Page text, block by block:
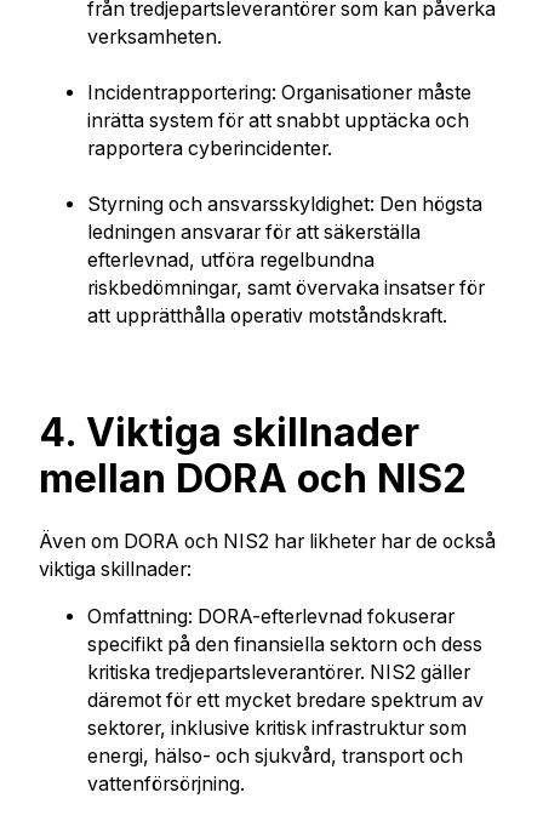
från tredjepartsleverantörer som kan påverka
verksamheten.
Incidentrapportering: Organisationer måste
inrätta system för att snabbt upptäcka och
rapportera cyberincidenter.
Styrning och ansvarsskyldighet: Den högsta
ledningen ansvarar för att säkerställa
efterlevnad, utföra regelbundna
riskbedömningar, samt övervaka insatser för
att upprätthålla operativ motståndskraft.
4. Viktiga skillnader
mellan DORA och NIS2
Även om DORA och NIS2 har likheter har de också
viktiga skillnader:
Omfattning: DORA-efterlevnad fokuserar
specifikt på den finansiella sektorn och dess
kritiska tredjepartsleverantörer. NIS2 gäller
däremot för ett mycket bredare spektrum av
sektorer, inklusive kritisk infrastruktur som
energi, hälso- och sjukvård, transport och
vattenförsörjning.